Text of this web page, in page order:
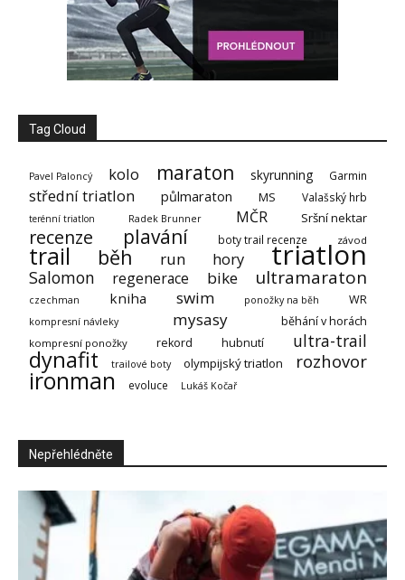
Tag Cloud
Pavel Paloncý kolo maraton skyrunning Garmin
střední triatlon půlmaraton MS Valašský hrb
terénní triatlon Radek Brunner MČR Sršní nektar
recenze plavání boty trail recenze závod
trail běh run hory triatlon
Salomon regenerace bike ultramaraton
czechman kniha swim ponožky na běh WR
kompresní návleky mysasy běhání v horách
kompresní ponožky rekord hubnutí ultra-trail
dynafit trailové boty olympijský triatlon rozhovor
ironman evoluce Lukáš Kočař
Nepřehlédněte